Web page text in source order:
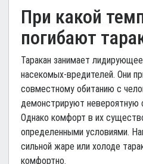
При какой
погибают
Таракан занимает
насекомых-вредителей. Они
совместному обитанию с
демонстрируют невероятную
Однако комфорт в их
определенными условиями.
сильной жаре или холоде
комфортно.